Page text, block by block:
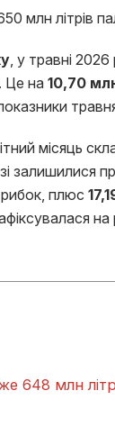
, у травні
Це на 10,70
місяць
залишилися
плюс
на
648 млн